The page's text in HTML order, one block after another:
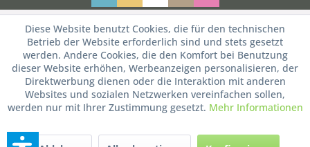
Diese Website benutzt Cookies, die für den technischen
Betrieb der Website erforderlich sind und stets gesetzt
werden. Andere Cookies, die den Komfort bei Benutzung
dieser Website erhöhen, Werbeanzeigen personalisieren, der
Direktwerbung dienen oder die Interaktion mit anderen
Websites und sozialen Netzwerken vereinfachen sollen,
werden nur mit Ihrer Zustimmung gesetzt. Mehr Informationen